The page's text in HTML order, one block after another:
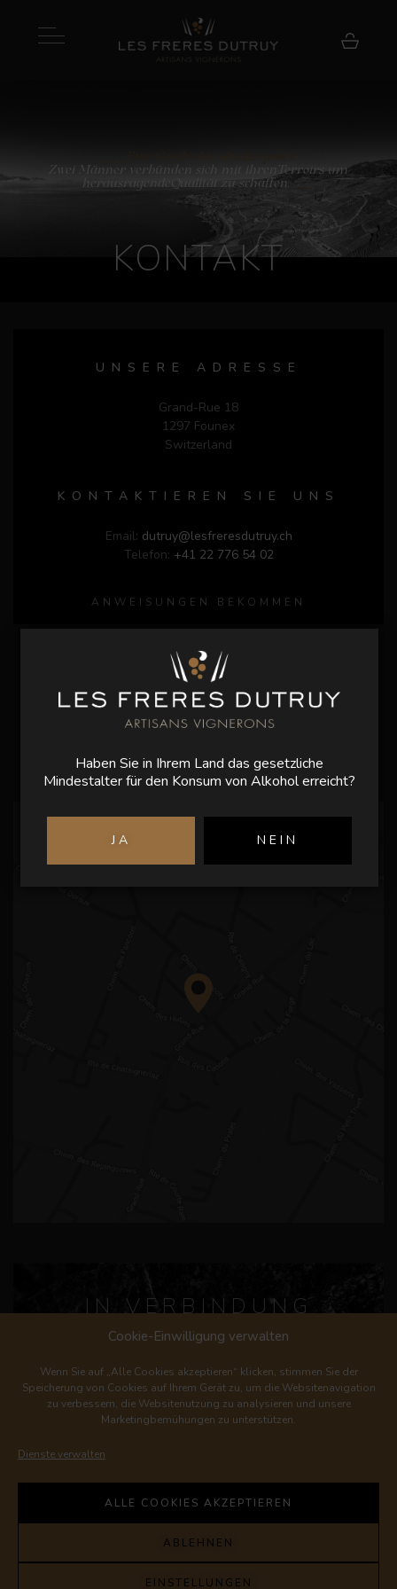
Cookie-Einwilligung verwalten
Wenn Sie auf „Alle Cookies akzeptieren“ klicken, stimmen Sie der
Speicherung von Cookies auf Ihrem Gerät zu, um die Websitenavigation
zu verbessern, die Websitenutzung zu analysieren und unsere
Marketingbemühungen zu unterstützen.
Dienste verwalten
ALLE COOKIES AKZEPTIEREN
ABLEHNEN
EINSTELLUNGEN
Zwei Männer verbünden sich mit ihrenTerroirs um
herausragende Qualität zu schaffen.
KONTAKT
UNSERE ADRESSE
Grand-Rue 18
1297 Founex
Switzerland
KONTAKTIEREN SIE UNS
Email: dutruy@lesfreresdutruy.ch
Telefon: +41 22 776 54 02
ANWEISUNGEN BEKOMMEN
IN VERBINDUNG
BLEIBEN
© 2023 LES FRÈRES DUTRUY |dutruy@lesfreresdutruy.ch
ALLGEMEINE GESCHÄFTSBEDINGUNGEN
Haben Sie in Ihrem Land das gesetzliche
Mindestalter für den Konsum von Alkohol erreicht?
JA NEIN